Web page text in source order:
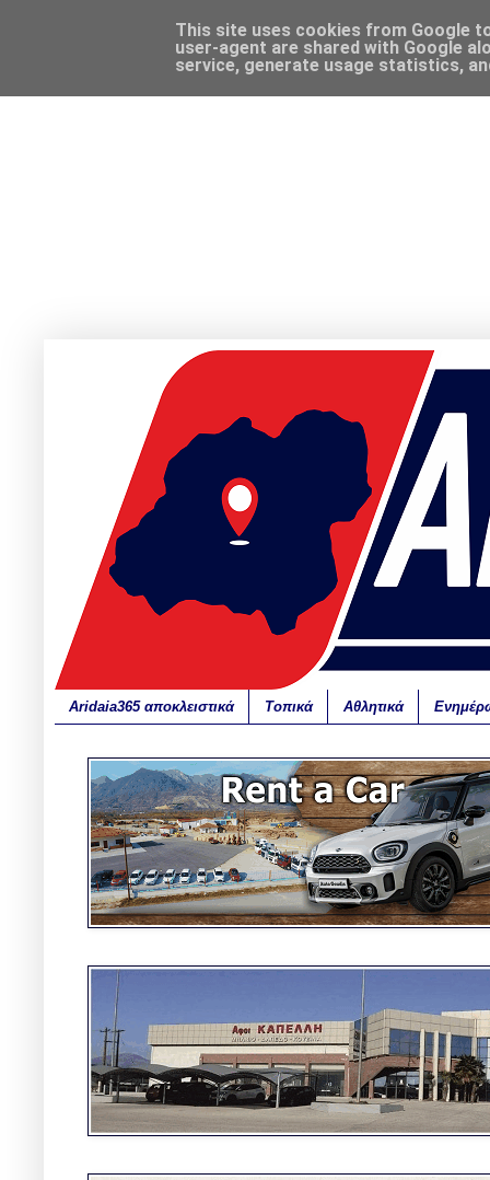
Aridaia365 αποκλειστικά Τοπικά Αθλητικά
This site uses cookies from Google
user-agent are shared with Google
service, generate usage statistics,